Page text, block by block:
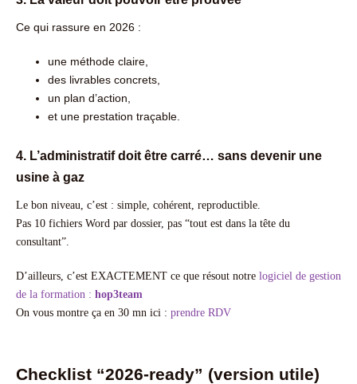
Ce qui rassure en 2026 :
une méthode claire,
des livrables concrets,
un plan d’action,
et une prestation traçable.
4. L’administratif doit être carré… sans devenir une
usine à gaz
Le bon niveau, c’est : simple, cohérent, reproductible.
Pas 10 fichiers Word par dossier, pas “tout est dans la tête du
consultant”.
D’ailleurs, c’est EXACTEMENT ce que résout notre logiciel de gestion
de la formation : hop3team
On vous montre ça en 30 mn ici : prendre RDV
Checklist “2026-ready” (version utile)